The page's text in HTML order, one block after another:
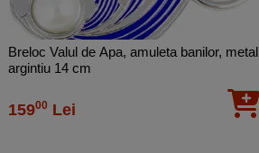
Breloc Valul de Apa, amuleta banilor, metal
argintiu 14 cm
15900 Lei